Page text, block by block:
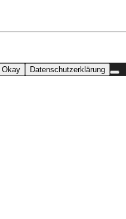
Okay Datenschutzerklärung